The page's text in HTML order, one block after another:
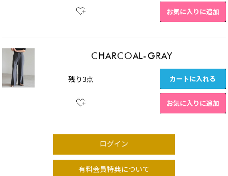
お気に入りに追加
CHARCOAL-GRAY
残り3点 カートに入れる
お気に入りに追加
ログイン
有料会員特典について